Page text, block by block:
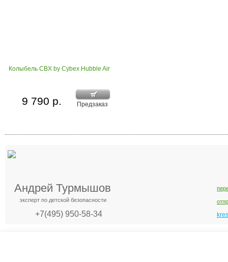
Колыбель CBX by Cybex Hubble Air
Предзаказ
9 790 р.
Андрей Турмышов
эксперт по детской безопасности
+7(495) 950-58-34